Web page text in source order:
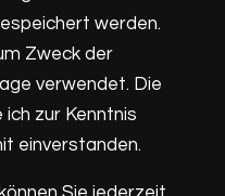
werden.
Zweck der
verwendet. Die
ich zur Kenntnis
einverstanden.